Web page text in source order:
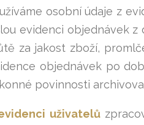
osobní údaje z
evidenci objednávek z
za jakost zboží,
objednávek po
povinnosti
uživatelů